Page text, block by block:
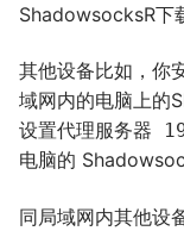
ShadowsocksR下
其他设备比如，你
域网内的电脑上的
设置代理服务器
电脑的
同局域网内其他设